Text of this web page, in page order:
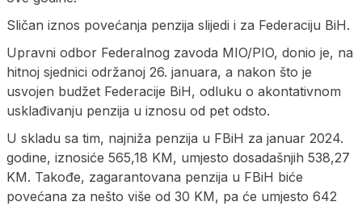
Sličan iznos povećanja penzija slijedi i za Federaciju BiH.
Upravni odbor Federalnog zavoda MIO/PIO, donio je, na
hitnoj sjednici održanoj 26. januara, a nakon što je
usvojen budžet Federacije BiH, odluku o akontativnom
usklađivanju penzija u iznosu od pet odsto.
U skladu sa tim, najniža penzija u FBiH za januar 2024.
godine, iznosiće 565,18 KM, umjesto dosadašnjih 538,27
KM. Takođe, zagarantovana penzija u FBiH biće
povećana za nešto više od 30 KM, pa će umjesto 642